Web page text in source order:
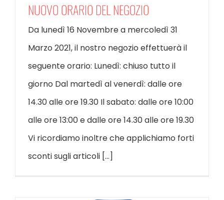
NUOVO ORARIO DEL NEGOZIO
Da lunedì 16 Novembre a mercoledì 31
Marzo 2021, il nostro negozio effettuerà il
seguente orario: Lunedì: chiuso tutto il
giorno Dal martedì al venerdì: dalle ore
14.30 alle ore 19.30 Il sabato: dalle ore 10:00
alle ore 13:00 e dalle ore 14.30 alle ore 19.30
Vi ricordiamo inoltre che applichiamo forti
sconti sugli articoli [...]